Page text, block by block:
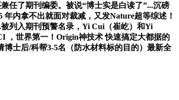
任了期刊编委。被说“博士实是白读了”...沉磅
内拿不出就面对裁减，又发Nature超等综述！
列入期刊预警名录，Yi Cui（崔屹）和Yi
，世界第一！Origin神技术 快速搞定大都据的
士后/科帮3-5名（防水材料标的目的）最新全